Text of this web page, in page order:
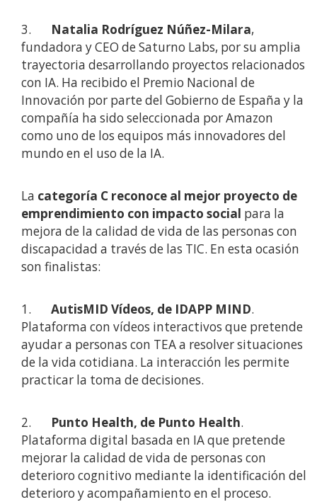
3. Natalia Rodríguez Núñez-Milara,
fundadora y CEO de Saturno Labs, por su amplia
trayectoria desarrollando proyectos relacionados
con IA. Ha recibido el Premio Nacional de
Innovación por parte del Gobierno de España y la
compañía ha sido seleccionada por Amazon
como uno de los equipos más innovadores del
mundo en el uso de la IA.
La categoría C reconoce al mejor proyecto de
emprendimiento con impacto social para la
mejora de la calidad de vida de las personas con
discapacidad a través de las TIC. En esta ocasión
son finalistas:
1. AutisMID Vídeos, de IDAPP MIND.
Plataforma con vídeos interactivos que pretende
ayudar a personas con TEA a resolver situaciones
de la vida cotidiana. La interacción les permite
practicar la toma de decisiones.
2. Punto Health, de Punto Health.
Plataforma digital basada en IA que pretende
mejorar la calidad de vida de personas con
deterioro cognitivo mediante la identificación del
deterioro y acompañamiento en el proceso.